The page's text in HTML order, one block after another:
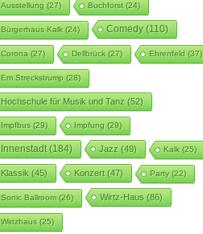
Ausstellung (27) Buchforst(24)
Bürgerhaus Kalk(24) Comedy(110)
Corona (27) Dellbrück(27) Ehrenfeld (37)
Em Streckstrump (28)
Hochschule für Musik und Tanz (52)
Impfbus (29) Impfung (29)
Innenstadt(184) Jazz (49) Kalk(25)
Klassik (45) Konzert(47) Party(22)
Sonic Ballroom(26) Wirtz-Haus (86)
Wirtzhaus (25)